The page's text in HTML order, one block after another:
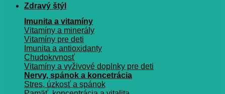
Zdravý štýl
Imunita a vitamíny
Vitamíny a minerály
Vitamíny pre deti
Imunita a antioxidanty
Chudokrvnosť
Vitamíny a vyživové doplnky pre deti
Nervy, spánok a koncetrácia
Stres, úzkosť a spánok